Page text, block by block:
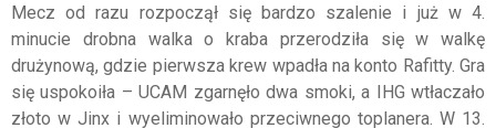
Mecz od razu rozpoczął się bardzo szalenie i już w 4.
minucie drobna walka o kraba przerodziła się w walkę
drużynową, gdzie pierwsza krew wpadła na konto Rafitty. Gra
się uspokoiła – UCAM zgarnęło dwa smoki, a IHG wtłaczało
złoto w Jinx i wyeliminowało przeciwnego toplanera. W 13.